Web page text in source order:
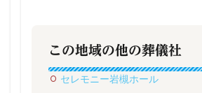
この地域の他の葬儀社
セレモニー岩槻ホール